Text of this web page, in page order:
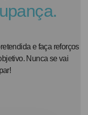
e faça reforços
Nunca se vai